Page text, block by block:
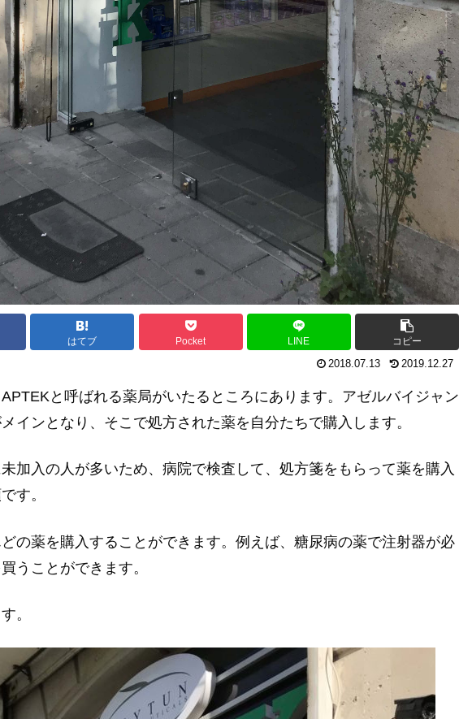
はてブ Pocket LINE コピー
2018.07.13 2019.12.27
と呼ばれる薬局がいたるところにあります。アゼルバイジャン
インとなり、そこで処方された薬を自分たちで購入します。
加入の人が多いため、病院で検査して、処方箋をもらって薬を購入
す。
の薬を購入することができます。例えば、糖尿病の薬で注射器が必
うことができます。
。